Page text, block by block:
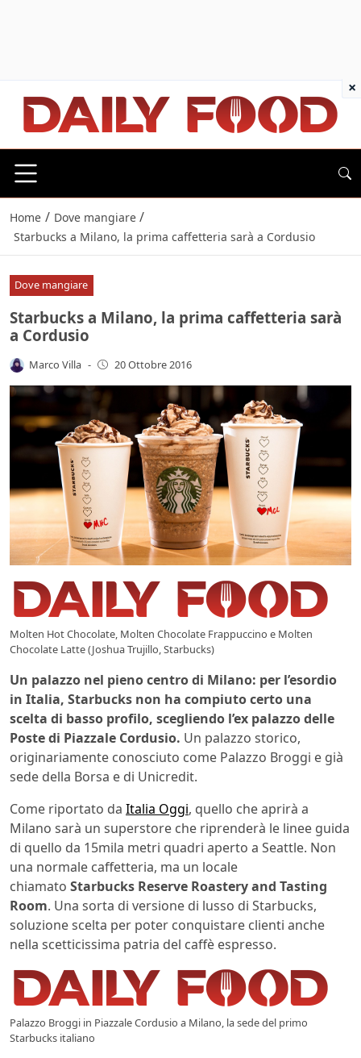
Home / Dove mangiare /
Starbucks a Milano, la prima caffetteria sarà a Cordusio
Dove mangiare
Starbucks a Milano, la prima caffetteria sarà
a Cordusio
Marco Villa - 20 Ottobre 2016
Molten Hot Chocolate, Molten Chocolate Frappuccino e Molten
Chocolate Latte (Joshua Trujillo, Starbucks)
Un palazzo nel pieno centro di Milano: per l’esordio
in Italia, Starbucks non ha compiuto certo una
scelta di basso profilo, scegliendo l’ex palazzo delle
Poste di Piazzale Cordusio. Un palazzo storico,
originariamente conosciuto come Palazzo Broggi e già
sede della Borsa e di Unicredit.
Come riportato da Italia Oggi, quello che aprirà a
Milano sarà un superstore che riprenderà le linee guida
di quello da 15mila metri quadri aperto a Seattle. Non
una normale caffetteria, ma un locale
chiamato Starbucks Reserve Roastery and Tasting
Room. Una sorta di versione di lusso di Starbucks,
soluzione scelta per poter conquistare clienti anche
nella scetticissima patria del caffè espresso.
Palazzo Broggi in Piazzale Cordusio a Milano, la sede del primo
Starbucks italiano
×